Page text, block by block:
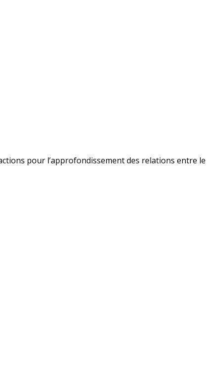
pour l’approfondissement des relations entre le